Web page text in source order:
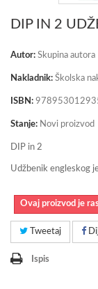
DIP IN 2
Autor: Skupina autora
Nakladnik: Školska
ISBN:
Stanje: Novi proizvod
DIP in 2
Udžbenik engleskog
Ovaj proizvod je
Tweetaj
Ispis